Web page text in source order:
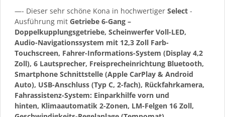
—- Dieser sehr schöne Kona in hochwertiger Select -
Ausführung mit Getriebe 6-Gang –
Doppelkupplungsgetriebe, Scheinwerfer Voll-LED,
Audio-Navigationssystem mit 12,3 Zoll Farb-
Touchscreen, Fahrer-Informations-System (Display 4,2
Zoll), 6 Lautsprecher, Freisprecheinrichtung Bluetooth,
Smartphone Schnittstelle (Apple CarPlay & Android
Auto), USB-Anschluss (Typ C, 2-fach), Rückfahrkamera,
Fahrassistenz-System: Einparkhilfe vorn und
hinten, Klimaautomatik 2-Zonen, LM-Felgen 16 Zoll,